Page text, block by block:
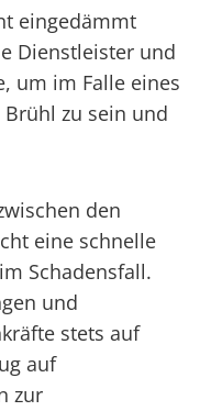
eingedämmt
Dienstleister und
um im Falle eines
zu sein und
den
eine schnelle
Schadensfall.
und
stets auf
auf
zur